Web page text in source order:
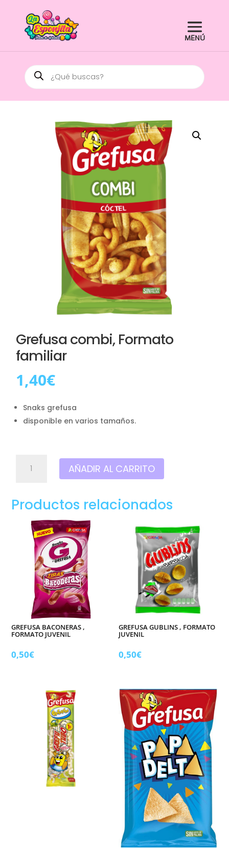
Búsqueda
de
productos
Grefusa combi, Formato
familiar
1,40€
Snaks grefusa
disponible en varios tamaños.
combi,
cantidad
AÑADIR AL CARRITO
Productos relacionados
GREFUSA BACONERAS ,
FORMATO JUVENIL
0,50€
GREFUSA GUBLINS , FORMATO
JUVENIL
0,50€